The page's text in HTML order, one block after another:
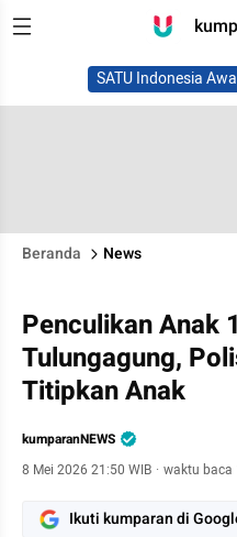
SATU Indonesia
Beranda News
Penculikan Anak
Tulungagung,
Titipkan Anak
kumparanNEWS
8 Mei 2026 21:50 WIB · waktu baca
Ikuti kumparan di